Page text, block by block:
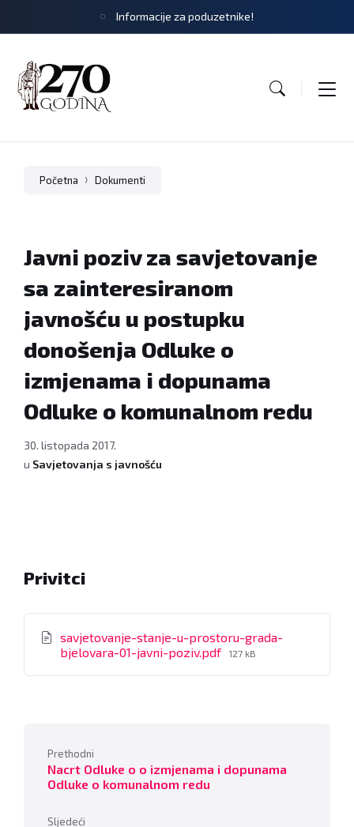
Informacije za poduzetnike!
Početna Dokumenti
Javni poziv za savjetovanje
sa zainteresiranom
javnošću u postupku
donošenja Odluke o
izmjenama i dopunama
Odluke o komunalnom redu
30. listopada 2017.
u Savjetovanja s javnošću
Privitci
savjetovanje-stanje-u-prostoru-grada-
bjelovara-01-javni-poziv.pdf File
127 kB
Prethodni
Nacrt Odluke o o izmjenama i dopunama
Odluke o komunalnom redu
Sljedeći